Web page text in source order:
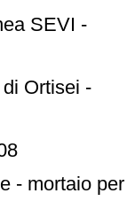
SEVI -
Ortisei -
- mortaio per